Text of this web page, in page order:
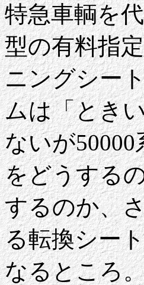
特急車輌を
型の有料指
ニングシー
ムは「とき
ないが
をどうする
するのか、
る転換シー
なるところ